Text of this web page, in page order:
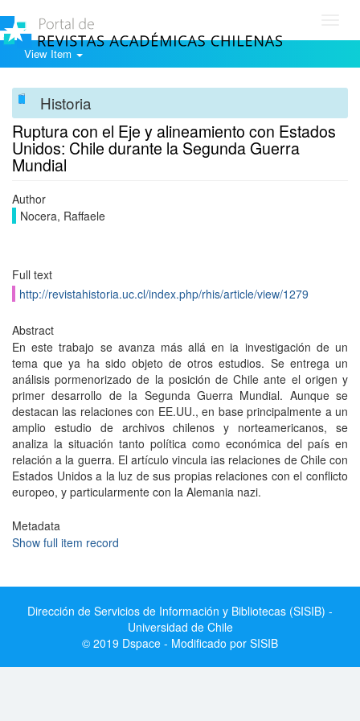
View Item
Historia
Ruptura con el Eje y alineamiento con Estados
Unidos: Chile durante la Segunda Guerra
Mundial
Author
Nocera, Raffaele
Full text
http://revistahistoria.uc.cl/index.php/rhis/article/view/1279
Abstract
En este trabajo se avanza más allá en ia investigación de un
tema que ya ha sido objeto de otros estudios. Se entrega un
análisis pormenorizado de la posición de Chile ante el origen y
primer desarrollo de la Segunda Guerra Mundial. Aunque se
destacan las relaciones con EE.UU., en base principalmente a un
amplio estudio de archivos chilenos y norteamericanos, se
analiza la situación tanto política como económica del país en
relación a la guerra. El artículo vincula ias relaciones de Chile con
Estados Unidos a la luz de sus propias relaciones con el conflicto
europeo, y particularmente con la Alemania nazi.
Metadata
Show full item record
Dirección de Servicios de Información y Bibliotecas (SISIB) -
Universidad de Chile
© 2019 Dspace - Modificado por SISIB